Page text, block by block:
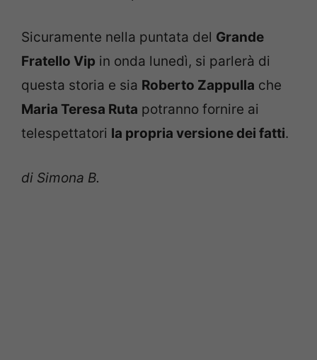
Sicuramente nella puntata del Grande
Fratello Vip in onda lunedì, si parlerà di
questa storia e sia Roberto Zappulla che
Maria Teresa Ruta potranno fornire ai
telespettatori la propria versione dei fatti.
di Simona B.